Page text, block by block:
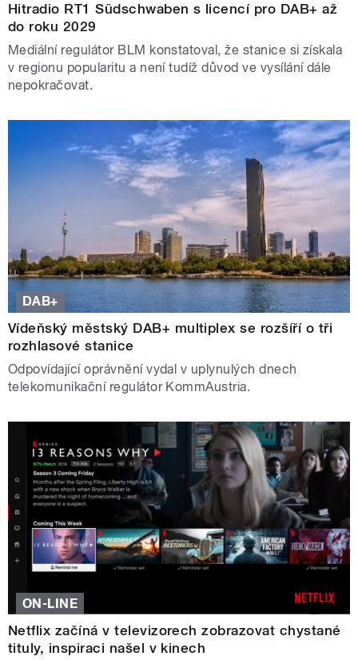
Hitradio RT1 Südschwaben s licencí pro DAB+ až
do roku 2029
Mediální regulátor BLM konstatoval, že stanice si získala
v regionu popularitu a není tudíž důvod ve vysílání dále
nepokračovat.
DAB+
Vídeňský městský DAB+ multiplex se rozšíří o tři
rozhlasové stanice
Odpovídající oprávnění vydal v uplynulých dnech
telekomunikační regulátor KommAustria.
ON-LINE
Netflix začíná v televizorech zobrazovat chystané
tituly, inspiraci našel v kinech